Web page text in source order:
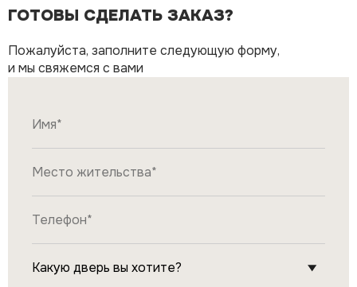
ГОТОВЫ СДЕЛАТЬ ЗАКАЗ?
Пожалуйста, заполните следующую форму,
и мы свяжемся с вами